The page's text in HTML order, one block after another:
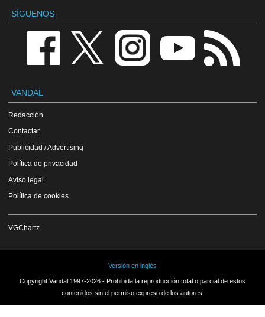
SÍGUENOS
VANDAL
Redacción
Contactar
Publicidad / Advertising
Política de privacidad
Aviso legal
Política de cookies
VGChartz
Versión en inglés
Copyright Vandal 1997-2026 - Prohibida la reproducción total o parcial de estos
contenidos sin el permiso expreso de los autores.